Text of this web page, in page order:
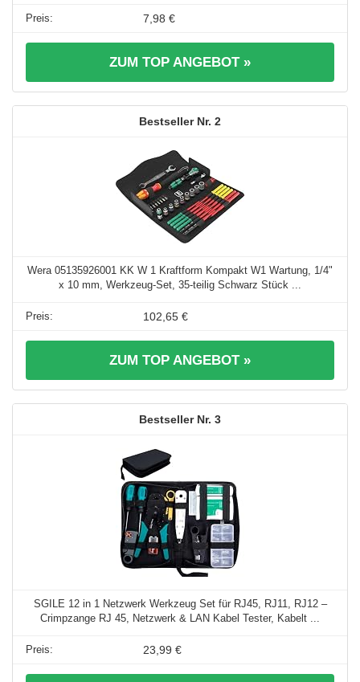
7,98 €
ZUM TOP ANGEBOT »
2
Wera 05135926001 KK W 1 Kraftform Kompakt W1 Wartung, 1/4"
x 10 mm, Werkzeug-Set, 35-teilig Schwarz Stück ...
102,65 €
ZUM TOP ANGEBOT »
3
SGILE 12 in 1 Netzwerk Werkzeug Set für RJ45, RJ11, RJ12 –
Crimpzange RJ 45, Netzwerk & LAN Kabel Tester, Kabelt ...
23,99 €